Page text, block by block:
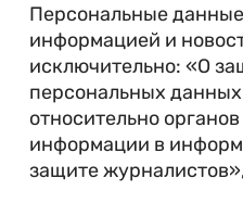
Персональные данные
информацией и
исключительно: «О
персональных
относительно
информации в
защите